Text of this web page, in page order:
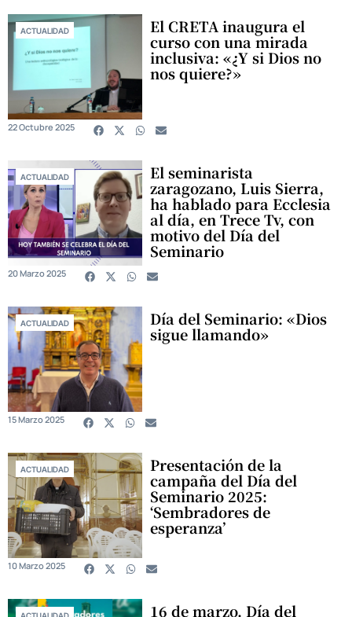
ACTUALIDAD El CRETA inaugura el
curso con una mirada
inclusiva: «¿Y si Dios no
nos quiere?»
22 Octubre 2025
ACTUALIDAD El seminarista
zaragozano, Luis Sierra,
ha hablado para Ecclesia
al día, en Trece Tv, con
motivo del Día del
Seminario
20 Marzo 2025
ACTUALIDAD Día del Seminario: «Dios
sigue llamando»
15 Marzo 2025
ACTUALIDAD Presentación de la
campaña del Día del
Seminario 2025:
‘Sembradores de
esperanza’
10 Marzo 2025
16 de marzo. Día del